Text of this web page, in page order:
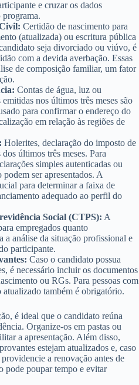
e cruzar os dados
programa.
Certidão de nascimento para
(atualizada) ou escritura pública
seja divorciado ou viúvo, é
com a devida averbação. Essas
de composição familiar, um fator
Contas de água, luz ou
nos últimos três meses são
para confirmar o endereço do
em relação às regiões de
Holerites, declaração do imposto de
últimos três meses. Para
simples autenticadas ou
ser apresentados. A
para determinar a faixa de
adequado ao perfil do
Social (CTPS): A
empregados quanto
a análise da situação profissional e
participante.
Caso o candidato possua
é necessário incluir os documentos
ou RGs. Para pessoas com
também é obrigatório.
é ideal que o candidato reúna
Organize-os em pastas ou
a apresentação. Além disso,
estejam atualizados e, caso
a renovação antes de
pode poupar tempo e evitar